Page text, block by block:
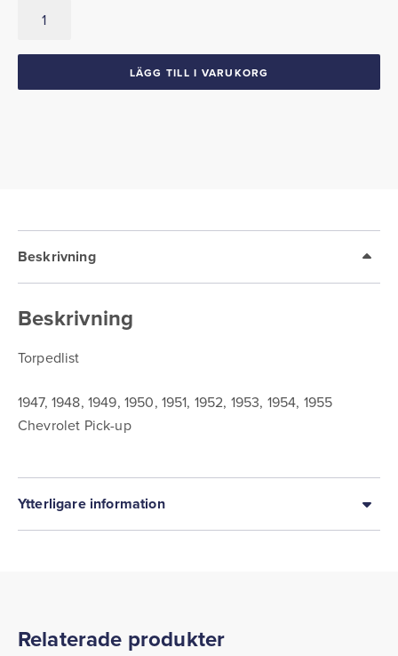
1947-
LÄGG TILL I VARUKORG
Beskrivning
Beskrivning
Torpedlist
1947, 1948, 1949, 1950, 1951, 1952, 1953, 1954, 1955
Chevrolet Pick-up
Ytterligare information
Relaterade produkter